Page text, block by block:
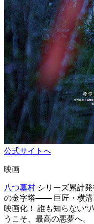
公式サイトへ
映画
八つ墓村 シリーズ累計
の金字塔─── 巨匠・横
映画化！ 誰も知らない“
うこそ、最高の悪夢へ。